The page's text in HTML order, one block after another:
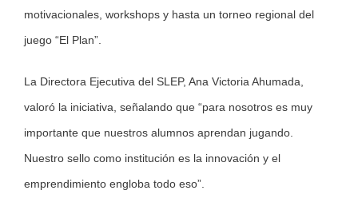
motivacionales, workshops y hasta un torneo regional del
juego “El Plan”.
La Directora Ejecutiva del SLEP, Ana Victoria Ahumada,
valoró la iniciativa, señalando que “para nosotros es muy
importante que nuestros alumnos aprendan jugando.
Nuestro sello como institución es la innovación y el
emprendimiento engloba todo eso”.